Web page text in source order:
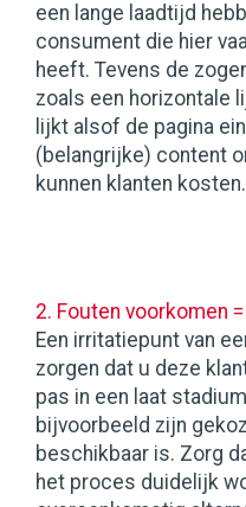
een lange laadtijd
consument die hier
heeft. Tevens de
zoals een horizontale
lijkt alsof de pagina
(belangrijke) content
kunnen klanten kosten.
2. Fouten voorkomen
Een irritatiepunt van
zorgen dat u deze
pas in een laat
bijvoorbeeld zijn
beschikbaar is. Zorg
het proces duidelijk